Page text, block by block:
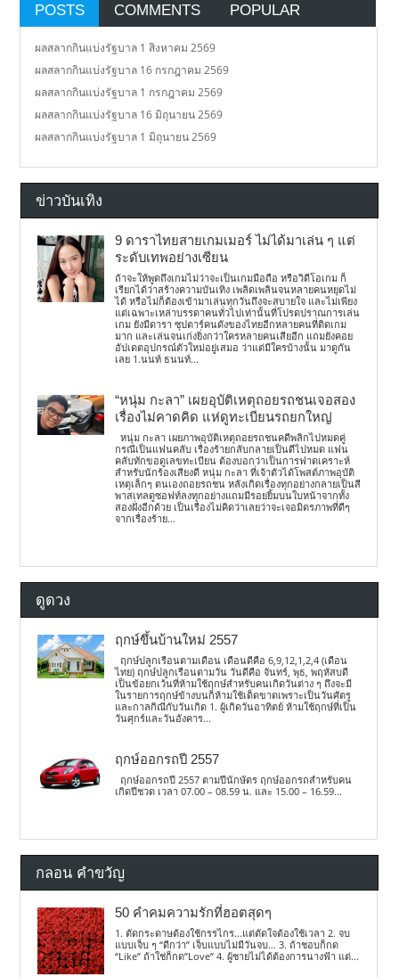
POSTS COMMENTS POPULAR
ผลสลากกินแบ่งรัฐบาล 1 สิงหาคม 2569
ผลสลากกินแบ่งรัฐบาล 16 กรกฎาคม 2569
ผลสลากกินแบ่งรัฐบาล 1 กรกฎาคม 2569
ผลสลากกินแบ่งรัฐบาล 16 มิถุนายน 2569
ผลสลากกินแบ่งรัฐบาล 1 มิถุนายน 2569
ข่าวบันเทิง
9 ดาราไทยสายเกมเมอร์ ไม่ได้มาเล่น ๆ แต่
ระดับเทพอย่างเซียน
ถ้าจะให้พูดถึงเกมไม่ว่าจะเป็นเกมมือถือ หรือวิดีโอเกม ก็
เรียกได้ว่าสร้างความบันเทิง เพลิดเพลินจนหลายคนหยุดไม่
ได้ หรือไม่ก็ต้องเข้ามาเล่นทุกวันถึงจะสบายใจ และไม่เพียง
แต่เฉพาะเหล่าบรรดาคนทั่วไปเท่านั้นที่โปรดปราณการเล่น
เกม ยังมีดารา ซุปตาร์คนดังของไทยอีกหลายคนที่ติดเกม
มาก และเล่นจนเก่งยิ่งกว่าใครหลายคนเสียอีก แถมยังคอย
อัปเดตอุปกรณ์ตัวใหม่อยู่เสมอ ว่าแต่มีใครบ้างนั้น มาดูกัน
เลย 1.นนท์ ธนนท์...
“หนุ่ม กะลา” เผยอุบัติเหตุถอยรถชนเจอสอง
เรื่องไม่คาดคิด แห่ดูทะเบียนรถยกใหญ่
หนุ่ม กะลา เผยภาพอุบัติเหตุถอยรถชนคดีพลิกไปหมดคู่
กรณีเป็นแฟนคลับ เรื่องร้ายกลับกลายเป็นดีไปหมด แฟน
คลับทักขอดูเลขทะเบียน ต้องบอกว่าเป็นการฟาดเคราะห์
สำหรับนักร้องเสียงดี หนุ่ม กะลา ที่เจ้าตัวได้โพสต์ภาพอุบัติ
เหตุเล็กๆ ตนเองถอยรถชน หลังเกิดเรื่องทุกอย่างกลายเป็นสี
พาสเทลดูซอฟท์ลงทุกอย่างแถมมีรอยยิ้มบนใบหน้าจากทั้ง
สองฝั่งอีกด้วย เป็นเรื่องไม่คิดว่าเลยว่าจะเจอมิตรภาพที่ดีๆ
จากเรื่องร้าย...
ดูดวง
ฤกษ์ขึ้นบ้านใหม่ 2557
ฤกษ์ปลูกเรือนตามเดือน เดือนดีคือ 6,9,12,1,2,4 (เดือน
ไทย) ฤกษ์ปลูกเรือนตามวัน วันดีคือ จันทร์, พุธ, พฤหัสบดี
เป็นข้อยกเว้นที่ห้ามใช้ฤกษ์สำหรับคนเกิดวันต่าง ๆ ถึงจะมี
ในรายการฤกษ์ข้างบนก็ห้ามใช้เด็ดขาดเพราะเป็นวันศัตรู
และกาลกิณีกับวันเกิด 1. ผู้เกิดวันอาทิตย์ ห้ามใช้ฤกษ์ที่เป็น
วันศุกร์และวันอังคาร...
ฤกษ์ออกรถปี 2557
ฤกษ์ออกรถปี 2557 ตามปีนักษัตร ฤกษ์ออกรถสำหรับคน
เกิดปีชวด เวลา 07.00 – 08.59 น. และ 15.00 – 16.59...
กลอน คำขวัญ
50 คำคมความรักที่ฮอตสุดๆ
1. ตัดกระดาษต้องใช้กรรไกร…แต่ตัดใจต้องใช้เวลา 2. จบ
แบบเจ็บ ๆ “ดีกว่า” เจ็บแบบไม่มีวันจบ… 3. ถ้าชอบก็กด
“Like” ถ้าใช่ก็กด”Love” 4. ผู้ชายไม่ได้ต้องการนางฟ้า แต่...